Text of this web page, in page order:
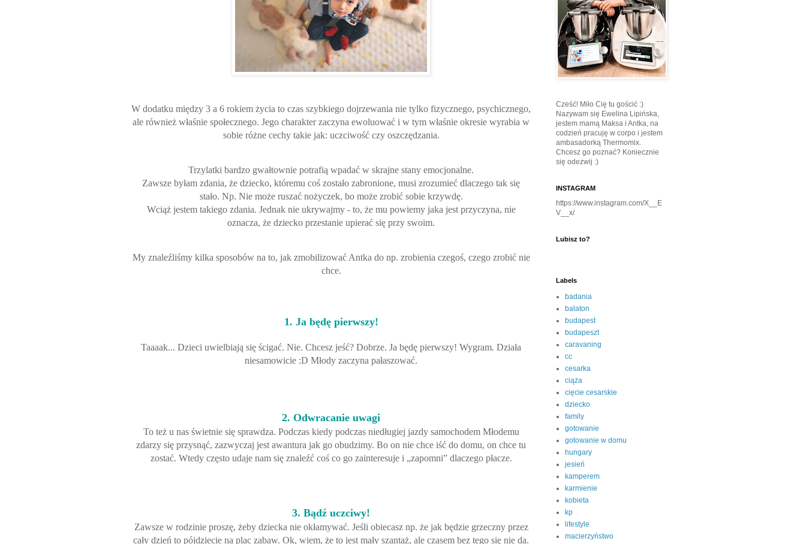
W dodatku między 3 a 6 rokiem życia to czas szybkiego dojrzewania nie tylko fizycznego, psychicznego,
ale również właśnie społecznego. Jego charakter zaczyna ewoluować i w tym właśnie okresie wyrabia w
sobie różne cechy takie jak: uczciwość czy oszczędzania.
Trzylatki bardzo gwałtownie potrafią wpadać w skrajne stany emocjonalne.
Zawsze byłam zdania, że dziecko, któremu coś zostało zabronione, musi zrozumieć dlaczego tak się
stało. Np. Nie może ruszać nożyczek, bo może zrobić sobie krzywdę.
Wciąż jestem takiego zdania. Jednak nie ukrywajmy - to, że mu powiemy jaka jest przyczyna, nie
oznacza, że dziecko przestanie upierać się przy swoim.
My znaleźliśmy kilka sposobów na to, jak zmobilizować Antka do np. zrobienia czegoś, czego zrobić nie
chce.
1. Ja będę pierwszy!
Taaaak... Dzieci uwielbiają się ścigać. Nie. Chcesz jeść? Dobrze. Ja będę pierwszy! Wygram. Działa
niesamowicie :D Młody zaczyna pałaszować.
2. Odwracanie uwagi
To też u nas świetnie się sprawdza. Podczas kiedy podczas niedługiej jazdy samochodem Młodemu
zdarzy się przysnąć, zazwyczaj jest awantura jak go obudzimy. Bo on nie chce iść do domu, on chce tu
zostać. Wtedy często udaje nam się znaleźć coś co go zainteresuje i „zapomni” dlaczego płacze.
3. Bądź uczciwy!
Zawsze w rodzinie proszę, żeby dziecka nie okłamywać. Jeśli obiecasz np. że jak będzie grzeczny przez
cały dzień to pójdziecie na plac zabaw. Ok, wiem, że to jest mały szantaż, ale czasem bez tego się nie da.
Cześć! Miło Cię tu gościć :)
Nazywam się Ewelina Lipińska,
jestem mamą Maksa i Antka, na
codzień pracuję w corpo i jestem
ambasadorką Thermomix.
Chcesz go poznać? Koniecznie
się odezwij :)
INSTAGRAM
https://www.instagram.com/X__E
V__x/
Lubisz to?
Labels
badania
balaton
budapest
budapeszt
caravaning
cc
cesarka
ciąża
cięcie cesarskie
dziecko
family
gotowanie
gotowanie w domu
hungary
jesień
kamperem
karmienie
kobieta
kp
lifestyle
macierzyństwo